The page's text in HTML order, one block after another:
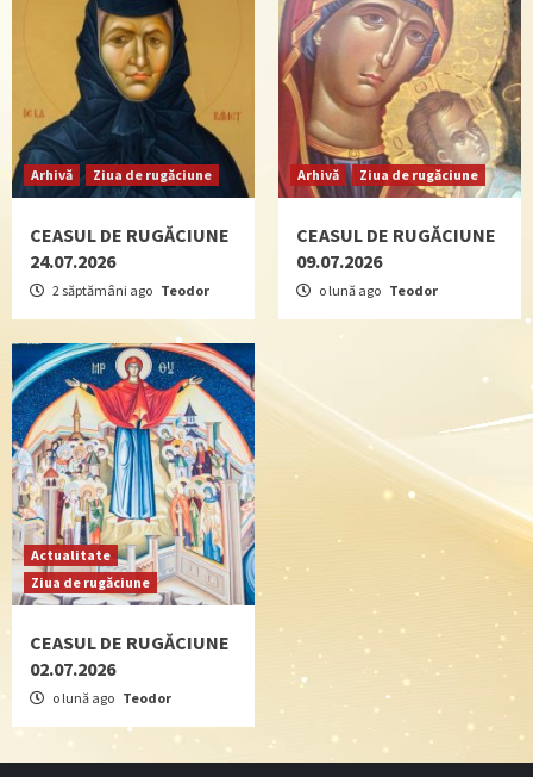
Arhivă Ziua de rugăciune
CEASUL DE RUGĂCIUNE
24.07.2026
2 săptămâni ago Teodor
Arhivă Ziua de rugăciune
CEASUL DE RUGĂCIUNE
09.07.2026
o lună ago Teodor
Actualitate
Ziua de rugăciune
CEASUL DE RUGĂCIUNE
02.07.2026
o lună ago Teodor